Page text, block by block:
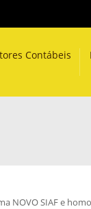
Contábeis
NOVO SIAF e